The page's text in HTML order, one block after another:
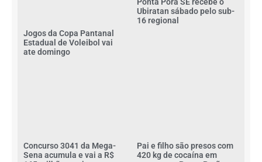
Jogos da Copa Pantanal
Estadual de Voleibol vai
ate domingo
Ponta Porã SE recebe o
Ubiratan sábado pelo sub-
16 regional
Concurso 3041 da Mega-
Sena acumula e vai a R$
Pai e filho são presos com
420 kg de cocaína em